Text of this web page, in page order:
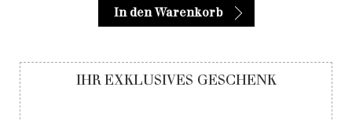
In den Warenkorb
IHR EXKLUSIVES GESCHENK